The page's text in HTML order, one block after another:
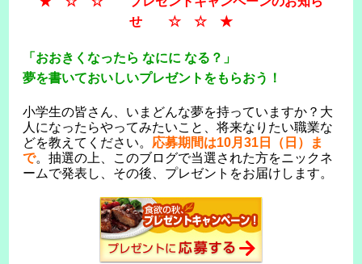
せ ☆ ☆ ★
「おおきくなったら なにに なる？」
夢を書いておいしいプレゼントをもらおう！
小学生の皆さん、いまどんな夢を持っていますか？大
人になったらやってみたいこと、将来なりたい職業な
どを教えてください。 応募期間は10月31日（日）ま
で。抽選の上、このブログで当選された方をニックネ
ームで発表し、その後、プレゼントをお届けします。